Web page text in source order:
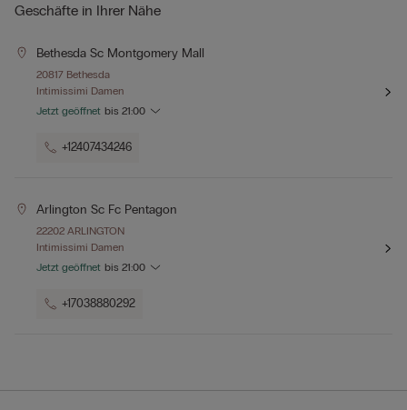
Geschäfte in Ihrer Nähe
Bethesda Sc Montgomery Mall
20817 Bethesda
Intimissimi Damen
Jetzt geöffnet bis 21:00
+12407434246
Arlington Sc Fc Pentagon
22202 ARLINGTON
Intimissimi Damen
Jetzt geöffnet bis 21:00
+17038880292